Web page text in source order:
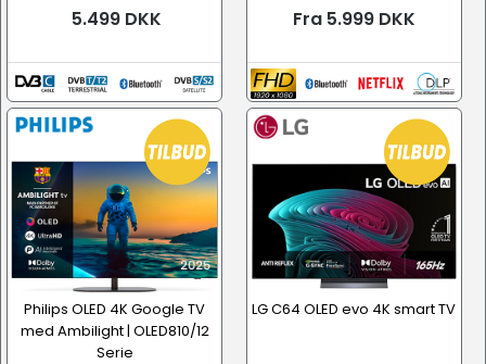
5.499 DKK Fra 5.999 DKK
Philips OLED 4K Google TV
med Ambilight | OLED810/12
Serie
LG C64 OLED evo 4K smart TV